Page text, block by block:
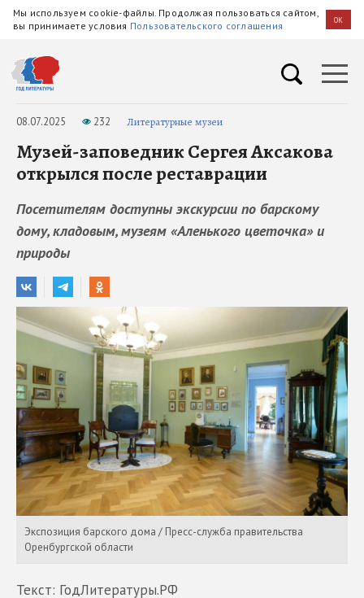
Мы используем cookie-файлы. Продолжая пользоваться сайтом,
вы принимаете условия Пользовательского соглашения OK
08.07.2025 232 Литературные музеи
Музей-заповедник Сергея Аксакова
открылся после реставрации
Посетителям доступны экскурсии по барскому
дому, кладовым, музеям «Аленького цветочка» и
природы
Экспозиция барского дома / Пресс-служба правительства
Оренбургской области
Текст: ГодЛитературы.РФ